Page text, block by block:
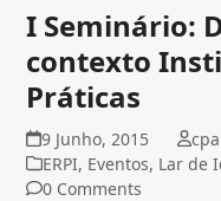
I Seminário:
contexto
Práticas
9 Junho, 2015
ERPI, Eventos, Lar de
0 Comments